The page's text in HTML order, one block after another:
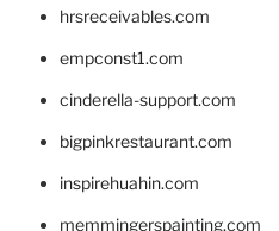
hrsreceivables.com
empconst1.com
cinderella-support.com
bigpinkrestaurant.com
inspirehuahin.com
memmingerspainting.com